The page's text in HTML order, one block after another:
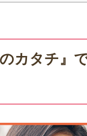
カタチ』